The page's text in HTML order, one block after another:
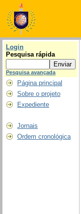
Login
Pesquisa rápida
Pesquisa avançada
Página principal
Sobre o projeto
Expediente
Jornais
Ordem cronológica